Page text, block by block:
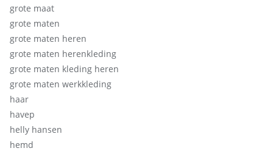
grote maat
grote maten
grote maten heren
grote maten herenkleding
grote maten kleding heren
grote maten werkkleding
haar
havep
helly hansen
hemd